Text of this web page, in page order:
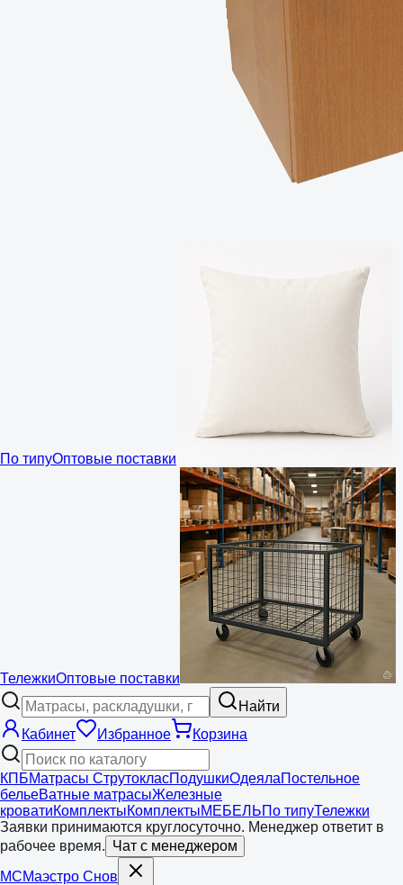
По типуОптовые поставки
ТележкиОптовые поставки
Найти
Кабинет
Избранное Корзина
КПБМатрасы СтрутокласПодушкиОдеялаПостельное
бельеВатные матрасыЖелезные
кроватиКомплектыКомплектыМЕБЕЛЬПо типуТележки
Заявки принимаются круглосуточно. Менеджер ответит в
рабочее время. Чат с менеджером
МСМаэстро Снов